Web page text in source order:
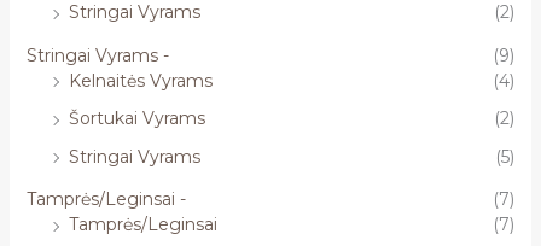
Stringai Vyrams
(2)
Stringai Vyrams -
(9)
Kelnaitės Vyrams
(4)
Šortukai Vyrams
(2)
Stringai Vyrams
(5)
Tamprės/Leginsai -
(7)
Tamprės/Leginsai
(7)